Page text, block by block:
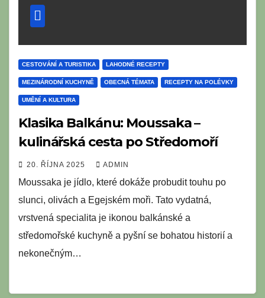
CESTOVÁNÍ A TURISTIKA LAHODNÉ RECEPTY
MEZINÁRODNÍ KUCHYNĚ OBECNÁ TÉMATA RECEPTY NA POLÉVKY
UMĚNÍ A KULTURA
Klasika Balkánu: Moussaka –
kulinářská cesta po Středomoří
20. ŘÍJNA 2025 ADMIN
Moussaka je jídlo, které dokáže probudit touhu po
slunci, olivách a Egejském moři. Tato vydatná,
vrstvená specialita je ikonou balkánské a
středomořské kuchyně a pyšní se bohatou historií a
nekonečným…